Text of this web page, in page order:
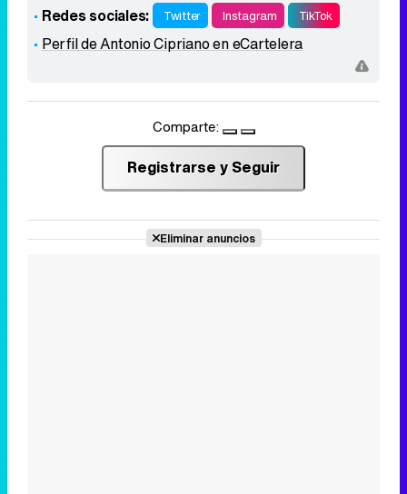
Redes sociales:
Twitter Instagram TikTok
Perfil de Antonio Cipriano en eCartelera
Comparte:
Registrarse y Seguir
Eliminar anuncios